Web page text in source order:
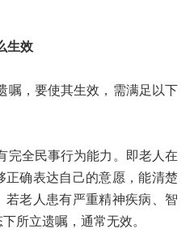
生效
，要使其生效，需满足以下
全民事行为能力。即老人在
正确表达自己的意愿，能清楚
若老人患有严重精神疾病、智
所立遗嘱，通常无效。